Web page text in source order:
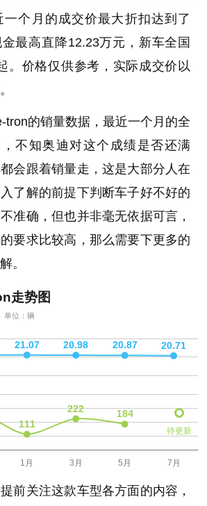
一个月的成交价最大折扣达到了
最高直降12.23万元，新车全国
。价格仅供参考，实际成交价以
tron的销量数据，最近一个月的全
不知奥迪对这个成绩是否还满
会跟着销量走，这是大部分人在
了解的前提下判断车子好不好的
准确，但也并非毫无依据可言，
要求比较高，那么需要下更多的
。
走势图
单位：辆
待更新
前关注这款车型各方面的内容，